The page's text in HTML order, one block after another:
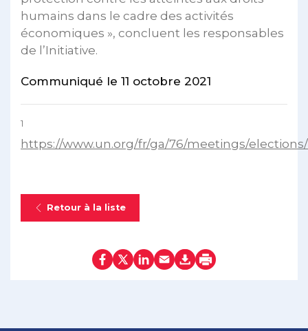
humains dans le cadre des activités
économiques », concluent les responsables
de l’Initiative.
Communiqué le 11 octobre 2021
1
https://www.un.org/fr/ga/76/meetings/
Retour à la liste